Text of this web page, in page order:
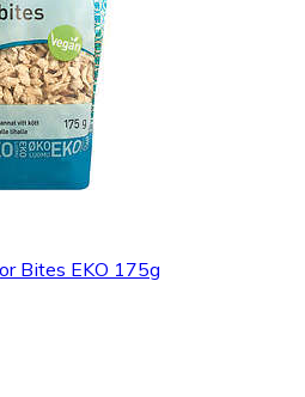
Bites EKO 175g